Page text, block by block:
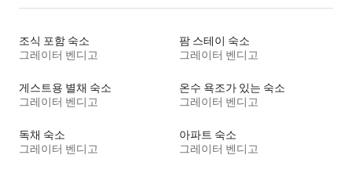
조식 포함 숙소
그레이터 벤디고
팜 스테이 숙소
그레이터 벤디고
게스트용 별채 숙소
그레이터 벤디고
온수 욕조가 있는 숙소
그레이터 벤디고
독채 숙소
그레이터 벤디고
아파트 숙소
그레이터 벤디고